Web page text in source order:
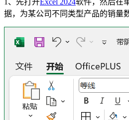
1、先打开Excel 2024软件，然后在
据，为某公司不同类型产品的销量